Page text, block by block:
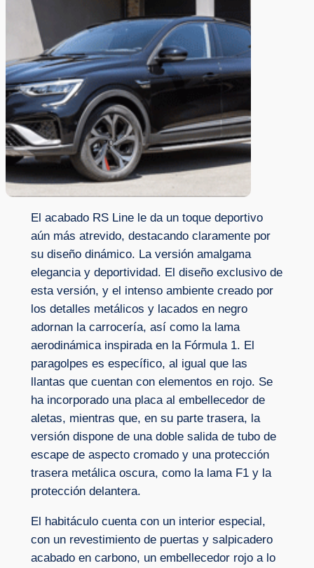
El acabado RS Line le da un toque deportivo
aún más atrevido, destacando claramente por
su diseño dinámico. La versión amalgama
elegancia y deportividad. El diseño exclusivo de
esta versión, y el intenso ambiente creado por
los detalles metálicos y lacados en negro
adornan la carrocería, así como la lama
aerodinámica inspirada en la Fórmula 1. El
paragolpes es específico, al igual que las
llantas que cuentan con elementos en rojo. Se
ha incorporado una placa al embellecedor de
aletas, mientras que, en su parte trasera, la
versión dispone de una doble salida de tubo de
escape de aspecto cromado y una protección
trasera metálica oscura, como la lama F1 y la
protección delantera.
El habitáculo cuenta con un interior especial,
con un revestimiento de puertas y salpicadero
acabado en carbono, un embellecedor rojo a lo